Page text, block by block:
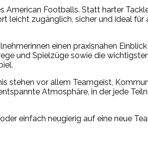
American Footballs. Statt harter
leicht zugänglich, sicher und ideal
einen praxisnahen
und Spielzüge sowie die
stehen vor allem Teamgeist,
Atmosphäre, in der jede
einfach neugierig auf eine neue